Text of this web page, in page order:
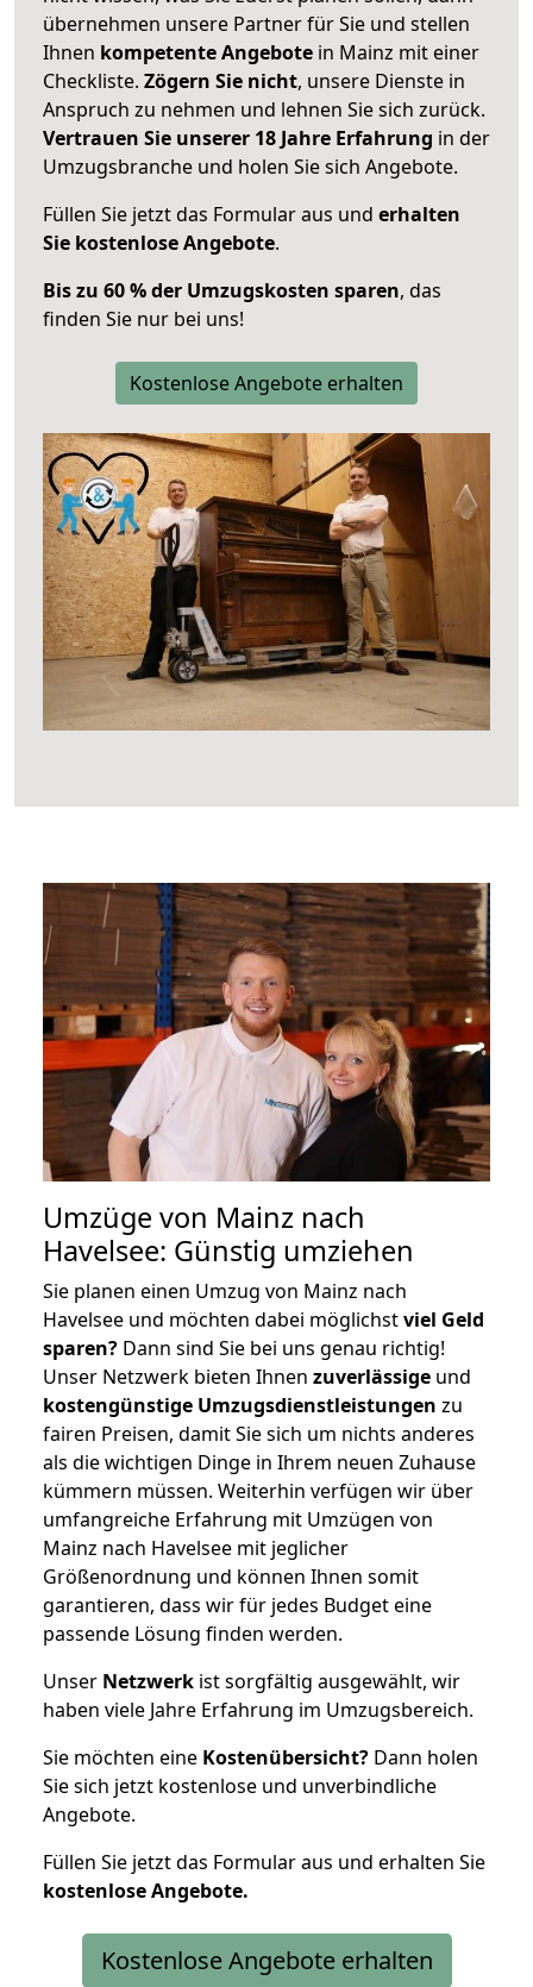
übernehmen unsere Partner für Sie und stellen
Ihnen kompetente Angebote in Mainz mit einer
Checkliste. Zögern Sie nicht, unsere Dienste in
Anspruch zu nehmen und lehnen Sie sich zurück.
Vertrauen Sie unserer 18 Jahre Erfahrung in der
Umzugsbranche und holen Sie sich Angebote.
Füllen Sie jetzt das Formular aus und erhalten
Sie kostenlose Angebote.
Bis zu 60 % der Umzugskosten sparen, das
finden Sie nur bei uns!
Kostenlose Angebote erhalten
Umzüge von Mainz nach
Havelsee: Günstig umziehen
Sie planen einen Umzug von Mainz nach
Havelsee und möchten dabei möglichstviel Geld
sparen? Dann sind Sie bei uns genau richtig!
Unser Netzwerk bieten Ihnen zuverlässige und
kostengünstige Umzugsdienstleistungen zu
fairen Preisen, damit Sie sich um nichts anderes
als die wichtigen Dinge in Ihrem neuen Zuhause
kümmern müssen. Weiterhin verfügen wir über
umfangreiche Erfahrung mit Umzügen von
Mainz nach Havelsee mit jeglicher
Größenordnung und können Ihnen somit
garantieren, dass wir für jedes Budget eine
passende Lösung finden werden.
Unser Netzwerk ist sorgfältig ausgewählt, wir
haben viele Jahre Erfahrung im Umzugsbereich.
Sie möchten eine Kostenübersicht? Dann holen
Sie sich jetzt kostenlose und unverbindliche
Angebote.
Füllen Sie jetzt das Formular aus und erhalten Sie
kostenloseAngebote.
Kostenlose Angebote erhalten